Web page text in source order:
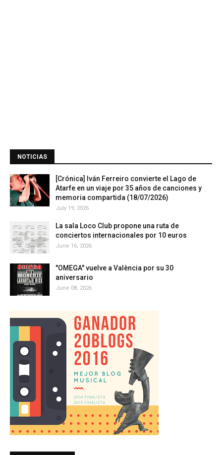
NOTICIAS
[Crónica] Iván Ferreiro convierte el Lago de
Atarfe en un viaje por 35 años de canciones y
memoria compartida (18/07/2026)
July 19, 2026
La sala Loco Club propone una ruta de
conciertos internacionales por 10 euros
June 16, 2026
"OMEGA" vuelve a València por su 30
aniversario
June 08, 2026